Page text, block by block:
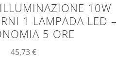
10W
1 LAMPADA LED –
5 ORE
45,73€